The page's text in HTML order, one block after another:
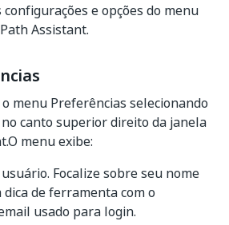
e opções do menu
Assistant.
menu Preferências selecionando
canto superior direito da janela
menu exibe:
Focalize sobre seu nome
de ferramenta com o
usado para login.